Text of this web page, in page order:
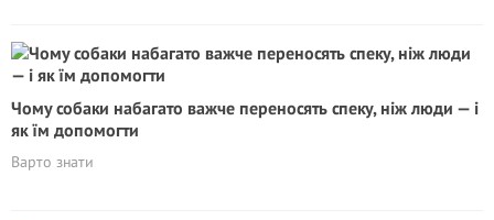
Чому собаки набагато важче переносять спеку, ніж люди — і
як їм допомогти
Варто знати